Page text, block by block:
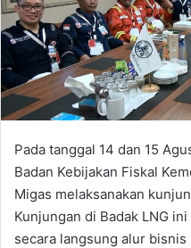
Pada tanggal 14 dan 15
Badan Kebijakan Fiskal
Migas melaksanakan
Kunjungan di Badak LNG
secara langsung alur